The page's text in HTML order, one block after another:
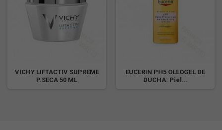
VICHY LIFTACTIV SUPREME
P.SECA 50 ML
EUCERIN PH5 OLEOGEL DE
DUCHA: Piel...